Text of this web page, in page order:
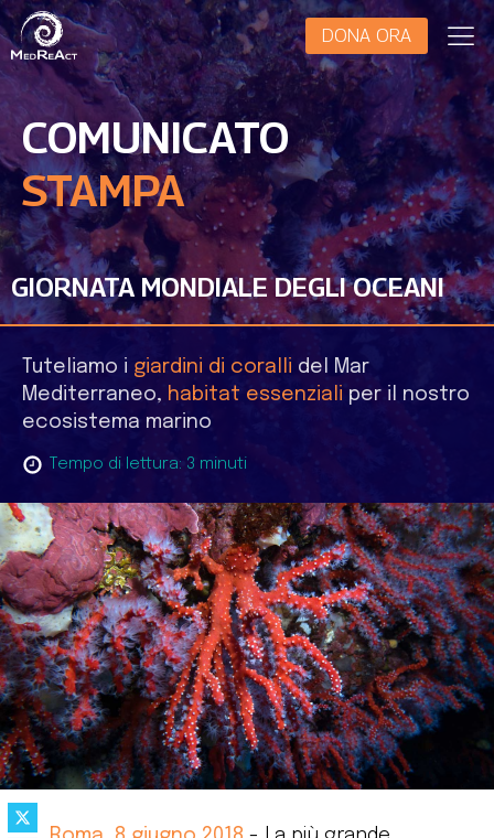
DONA ORA
COMUNICATO
STAMPA
GIORNATA MONDIALE DEGLI OCEANI
Tuteliamo i giardini di coralli del Mar
Mediterraneo, habitat essenziali per il nostro
ecosistema marino
Tempo di lettura: 3 minuti